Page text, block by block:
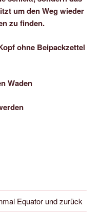
um den Weg wieder
zu finden.
ohne Beipackzettel
Waden
Equator und zurück